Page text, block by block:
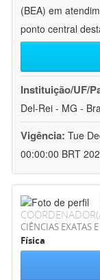
(BEA) em
ponto central
Instituição/UF/
Del-Rei - MG -
Vigência: Tue
00:00:00 BRT
CIÊNCIAS EXATAS
Física